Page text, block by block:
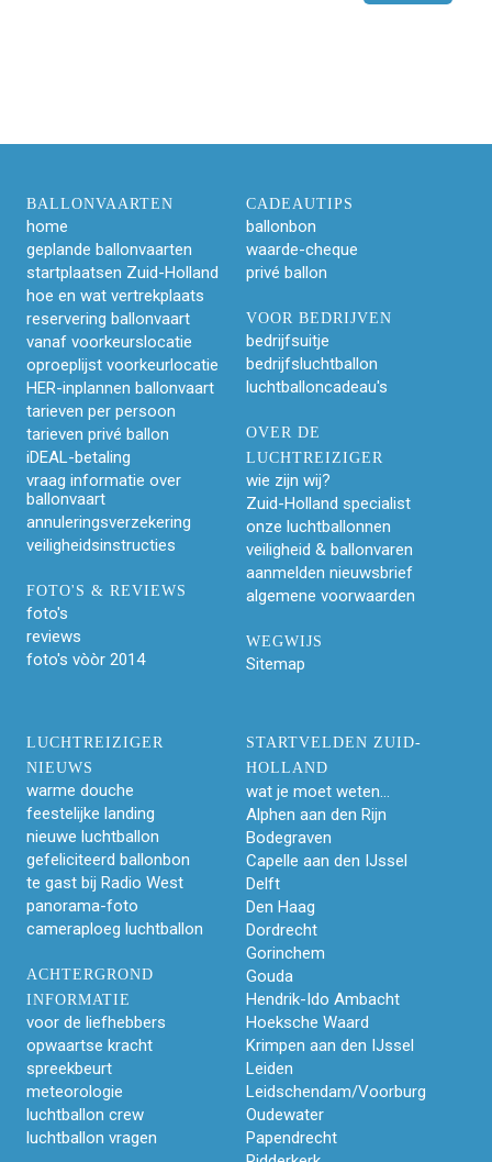
BALLONVAARTEN
home
geplande ballonvaarten
startplaatsen Zuid-Holland
hoe en wat vertrekplaats
reservering ballonvaart
vanaf voorkeurslocatie
oproeplijst voorkeurlocatie
HER-inplannen ballonvaart
tarieven per persoon
tarieven privé ballon
iDEAL-betaling
vraag informatie over
ballonvaart
annuleringsverzekering
veiligheidsinstructies
FOTO'S & REVIEWS
foto's
reviews
foto's vòòr 2014
CADEAUTIPS
ballonbon
waarde-cheque
privé ballon
VOOR BEDRIJVEN
bedrijfsuitje
bedrijfsluchtballon
luchtballoncadeau's
OVER DE
LUCHTREIZIGER
wie zijn wij?
Zuid-Holland specialist
onze luchtballonnen
veiligheid & ballonvaren
aanmelden nieuwsbrief
algemene voorwaarden
WEGWIJS
Sitemap
LUCHTREIZIGER
NIEUWS
warme douche
feestelijke landing
nieuwe luchtballon
gefeliciteerd ballonbon
te gast bij Radio West
panorama-foto
cameraploeg luchtballon
ACHTERGROND
INFORMATIE
voor de liefhebbers
opwaartse kracht
spreekbeurt
meteorologie
luchtballon crew
luchtballon vragen
STARTVELDEN ZUID-
HOLLAND
wat je moet weten...
Alphen aan den Rijn
Bodegraven
Capelle aan den IJssel
Delft
Den Haag
Dordrecht
Gorinchem
Gouda
Hendrik-Ido Ambacht
Hoeksche Waard
Krimpen aan den IJssel
Leiden
Leidschendam/Voorburg
Oudewater
Papendrecht